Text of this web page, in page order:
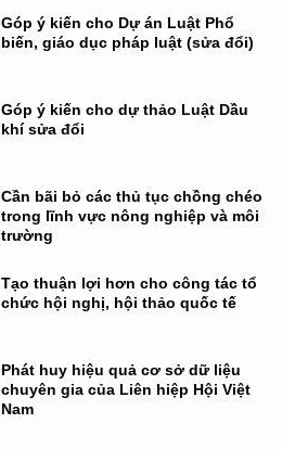
Góp ý kiến cho Dự án Luật Phổ
biến, giáo dục pháp luật (sửa đổi)
Góp ý kiến cho dự thảo Luật Dầu
khí sửa đổi
Cần bãi bỏ các thủ tục chồng chéo
trong lĩnh vực nông nghiệp và môi
trường
Tạo thuận lợi hơn cho công tác tổ
chức hội nghị, hội thảo quốc tế
Phát huy hiệu quả cơ sở dữ liệu
chuyên gia của Liên hiệp Hội Việt
Nam